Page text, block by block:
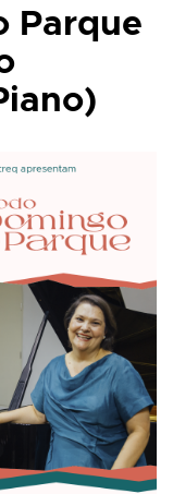
Parque